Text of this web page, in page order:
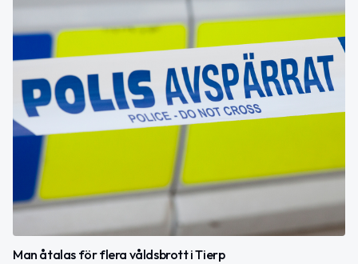
Man åtalas för flera våldsbrott i Tierp